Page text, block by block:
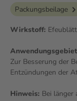
Packungsbeilage
Wirkstoff:
Zur Besserung der
Entzündungen der
Hinweis: Bei länger